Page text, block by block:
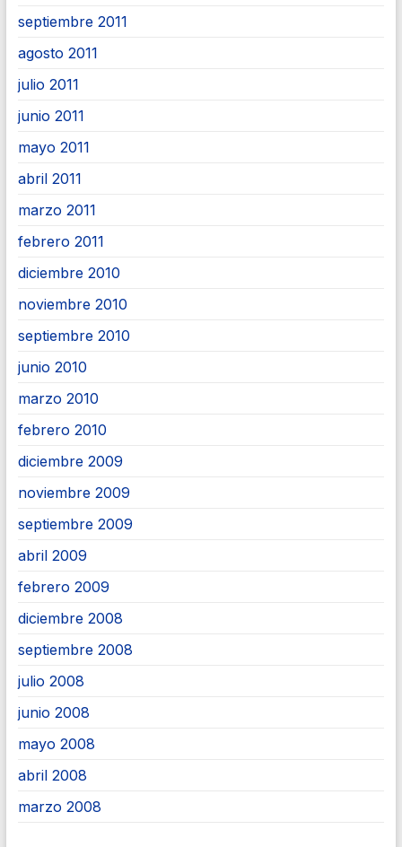
septiembre 2011
agosto 2011
julio 2011
junio 2011
mayo 2011
abril 2011
marzo 2011
febrero 2011
diciembre 2010
noviembre 2010
septiembre 2010
junio 2010
marzo 2010
febrero 2010
diciembre 2009
noviembre 2009
septiembre 2009
abril 2009
febrero 2009
diciembre 2008
septiembre 2008
julio 2008
junio 2008
mayo 2008
abril 2008
marzo 2008